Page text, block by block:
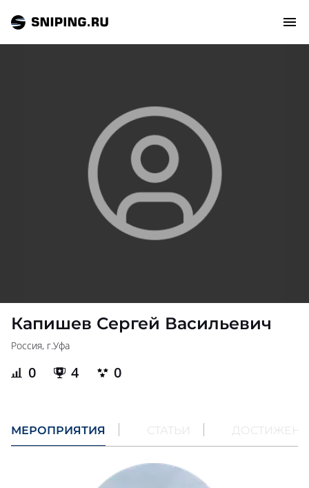
ТИРЫ И СТРЕЛЬБИЩА
О НАС
Капишев Сергей Васильевич
Россия, г.Уфа
0 4 0
МЕРОПРИЯТИЯ СТАТЬИ